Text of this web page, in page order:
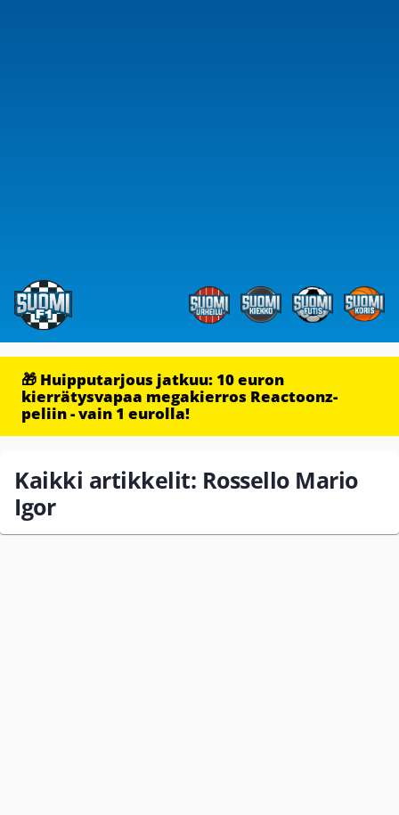
🎁 Huipputarjous jatkuu: 10 euron
kierrätysvapaa megakierros Reactoonz-
peliin - vain 1 eurolla!
Kaikki artikkelit: Rossello Mario
Igor